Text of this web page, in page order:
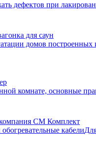
дефектов при
для саун
СМ Комплект